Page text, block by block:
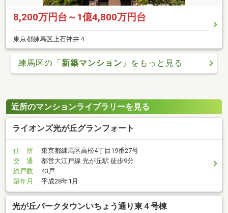
8,200万円台～1億4,800万円台
東京都練馬区上石神井４
練馬区の「新築マンション 」をもっと見る
近所のマンションライブラリーを見る
ライオンズ光が丘グランフォート
住 所
東京都練馬区高松4丁目19番27号
交 通
都営大江戸線 光が丘駅 徒歩9分
総戸数
43戸
築年月
平成28年1月
光が丘パークタウンいちょう通り東４号棟